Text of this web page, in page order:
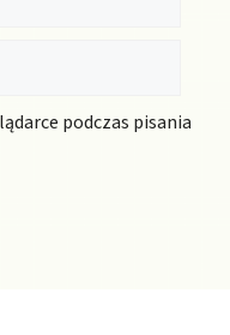
podczas pisania